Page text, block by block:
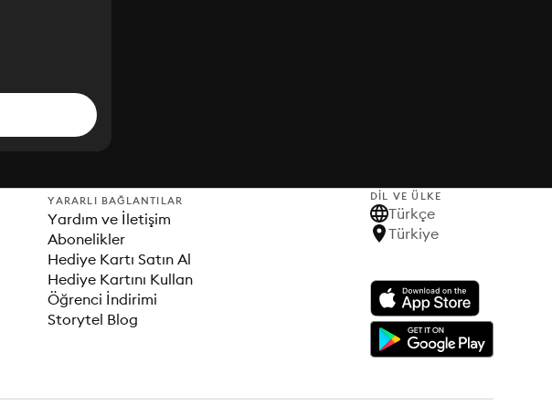
YARARLI BAĞLANTILAR
Yardım ve İletişim
Abonelikler
Hediye Kartı Satın Al
Hediye Kartını Kullan
Öğrenci İndirimi
Storytel Blog
DIL VE ÜLKE
Türkçe
Türkiye